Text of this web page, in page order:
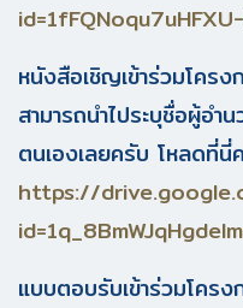
หนังสือเชิญเข้าร่วมโครง
สามารถนำไประบุชื่อผู้อำ
ตนเองเลยครับ โหลดที่นี่
https://
แบบตอบรับเข้าร่วมโครง